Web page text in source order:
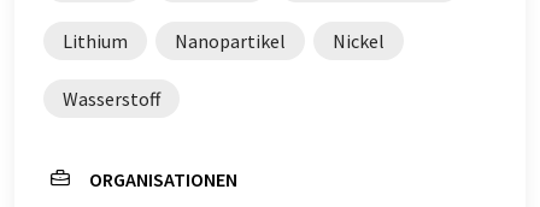
Lithium Nanopartikel Nickel
Wasserstoff
ORGANISATIONEN